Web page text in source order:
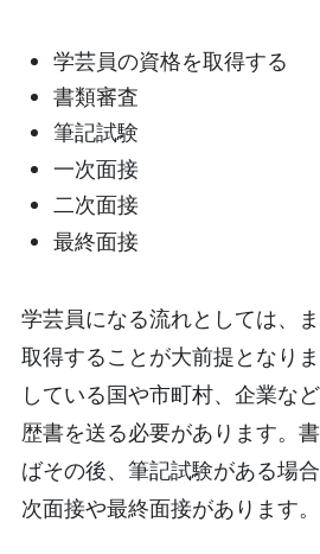
学芸員の資格を取得する
書類審査
筆記試験
一次面接
二次面接
最終面接
学芸員になる流れとしては、
取得することが大前提となり
している国や市町村、企業な
歴書を送る必要があります。
ばその後、筆記試験がある場
次面接や最終面接があります。